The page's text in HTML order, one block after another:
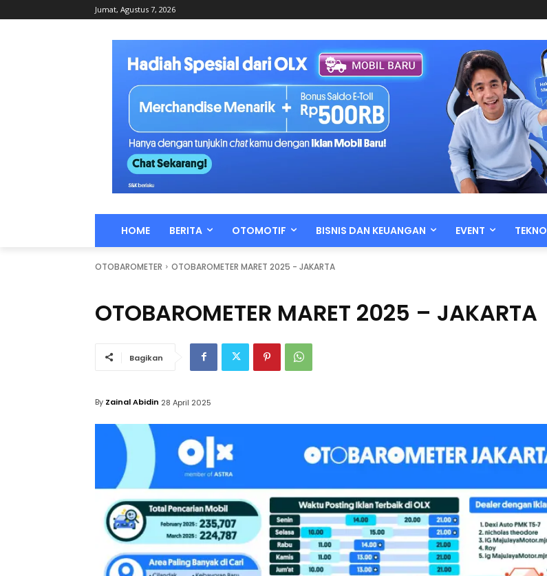
Jumat, Agustus 7, 2026
HOME BERITA OTOMOTIF BISNIS DAN KEUANGAN EVENT TEKNO
OTOBAROMETER OTOBAROMETER MARET 2025 - JAKARTA
OTOBAROMETER MARET 2025 – JAKARTA
Bagikan
By Zainal Abidin 28 April 2025